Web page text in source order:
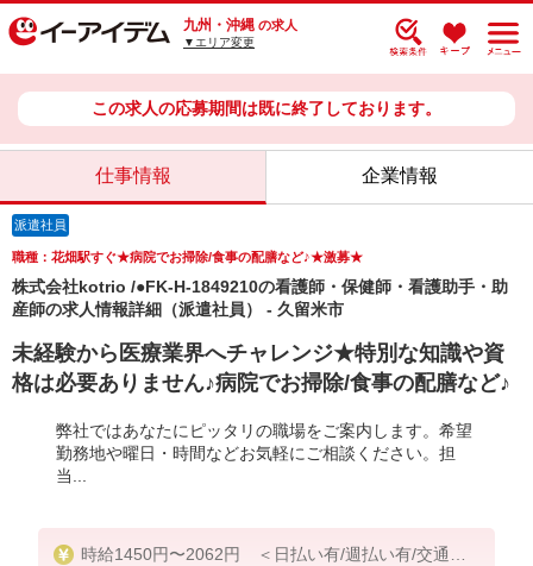
九州・沖縄 の求人
▼エリア変更
この求人の応募期間は既に終了しております。
仕事情報 企業情報
派遣社員
職種：花畑駅すぐ★病院でお掃除/食事の配膳など♪★激募★
株式会社kotrio /●FK-H-1849210の看護師・保健師・看護助手・助
産師の求人情報詳細（派遣社員） - 久留米市
未経験から医療業界へチャレンジ★特別な知識や資
格は必要ありません♪病院でお掃除/食事の配膳など♪
弊社ではあなたにピッタリの職場をご案内します。希望
勤務地や曜日・時間などお気軽にご相談ください。担
当...
時給1450円〜2062円 ＜日払い有/週払い有/交通費